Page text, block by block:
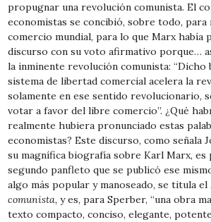
propugnar una revolución comunista. El
economistas se concibió, sobre todo,
comercio mundial, para lo que Marx había
discurso con su voto afirmativo porque…
la inminente revolución comunista: “Dicho
sistema de libertad comercial acelera la
solamente en ese sentido revolucionario,
votar a favor del libre comercio”. ¿Qué
realmente hubiera pronunciado estas
economistas? Este discurso, como señala
su magnífica biografía sobre Karl Marx, es
segundo panfleto que se publicó ese
algo más popular y manoseado, se titula el
comunista, y es, para Sperber, “una obra
texto compacto, conciso, elegante,